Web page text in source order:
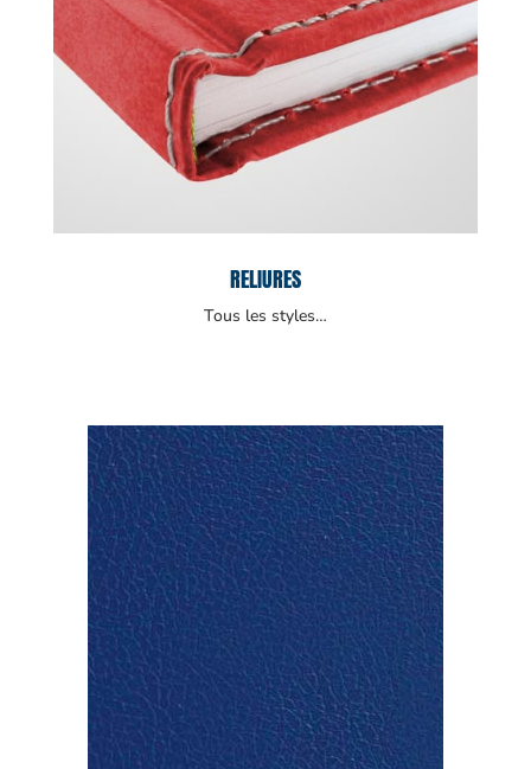
RELIURES
Tous les styles…